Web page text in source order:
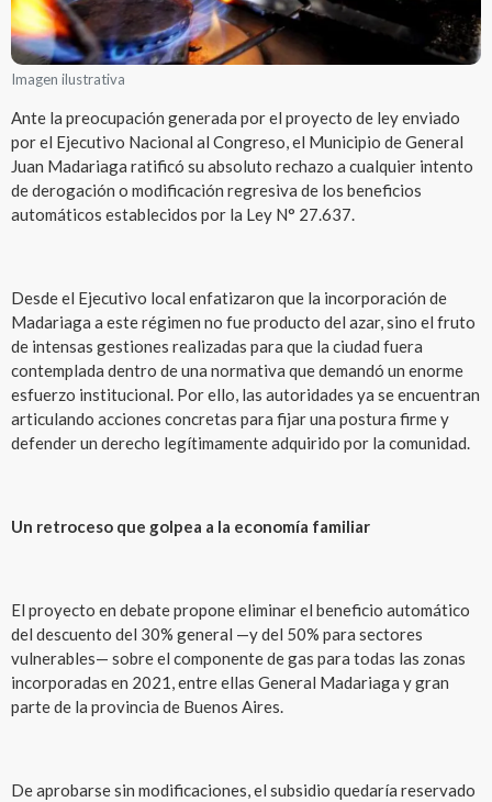
Imagen ilustrativa
Ante la preocupación generada por el proyecto de ley enviado
por el Ejecutivo Nacional al Congreso, el Municipio de General
Juan Madariaga ratificó su absoluto rechazo a cualquier intento
de derogación o modificación regresiva de los beneficios
automáticos establecidos por la Ley N° 27.637.
Desde el Ejecutivo local enfatizaron que la incorporación de
Madariaga a este régimen no fue producto del azar, sino el fruto
de intensas gestiones realizadas para que la ciudad fuera
contemplada dentro de una normativa que demandó un enorme
esfuerzo institucional. Por ello, las autoridades ya se encuentran
articulando acciones concretas para fijar una postura firme y
defender un derecho legítimamente adquirido por la comunidad.
Un retroceso que golpea a la economía familiar
El proyecto en debate propone eliminar el beneficio automático
del descuento del 30% general —y del 50% para sectores
vulnerables— sobre el componente de gas para todas las zonas
incorporadas en 2021, entre ellas General Madariaga y gran
parte de la provincia de Buenos Aires.
De aprobarse sin modificaciones, el subsidio quedaría reservado